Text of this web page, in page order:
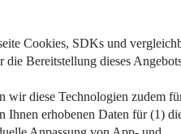
Blick:
tragende Wände …
nicht im Bauplan